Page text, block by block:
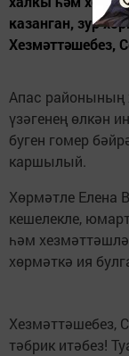
казанган, зур
Хезмәттәшебез,
Апас районының
үзәгенең өлкән
буген гомер
каршылый.
Хөрмәтле Елена
кешелекле,
һәм
хөрмәткә ия
Хезмәттәшебез,
тәбрик итәбез!